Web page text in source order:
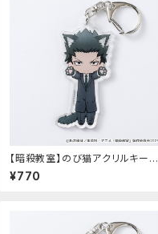
【暗殺教室】のび猫アクリルキーホ
ルダー（烏間 惟臣）
¥770